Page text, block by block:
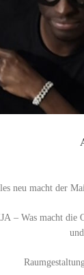
neu macht der
– Was macht die